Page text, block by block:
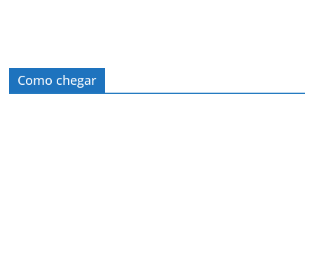
Como chegar